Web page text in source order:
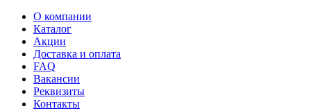
О компании
Каталог
Акции
Доставка и оплата
FAQ
Вакансии
Реквизиты
Контакты